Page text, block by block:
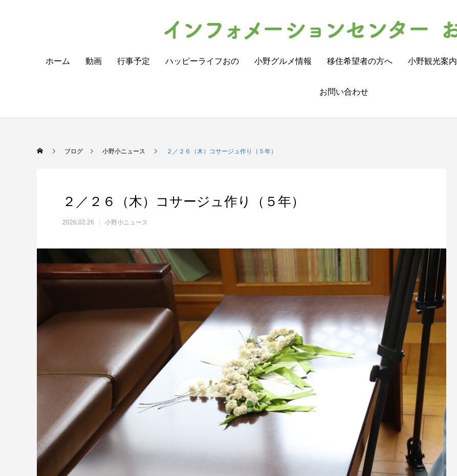
ホーム 動画 行事予定 ハッピーライフおの 小野グルメ情報 移住希望者の方へ 小野観光案内
お問い合わせ
ブログ 小野小ニュース ２／２６（木）コサージュ作り（５年）
２／２６（木）コサージュ作り（５年）
2026.02.26 小野小ニュース